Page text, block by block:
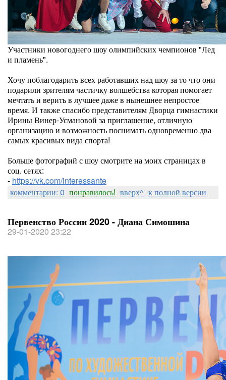
Участники новогоднего шоу олимпийских чемпионов "Лед
и пламень".
Хочу поблагодарить всех работавших над шоу за то что они
подарили зрителям частичку волшебства которая помогает
мечтать и верить в лучшее даже в нынешнее непростое
время. И также спасибо представителям Дворца гимнастики
Ирины Винер-Усмановой за приглашение, отличную
организацию и возможность поснимать одновременно два
самых красивых вида спорта!
Больше фотографий с шоу смотрите на моих страницах в
соц. сетях:
- https://vk.com/interessante
комментарии: 0 понравилось! вверх^ к полной версии
Первенство России 2020 - Диана Симошина
29-01-2020 23:22